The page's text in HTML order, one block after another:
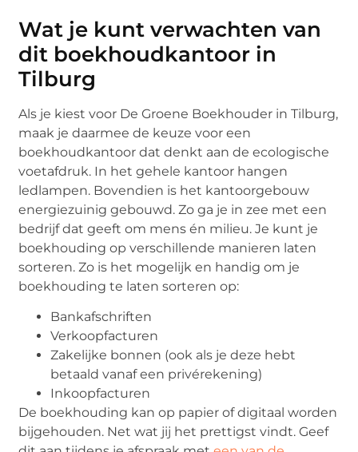
Wat je kunt verwachten van
dit boekhoudkantoor in
Tilburg
Als je kiest voor De Groene Boekhouder in Tilburg,
maak je daarmee de keuze voor een
boekhoudkantoor dat denkt aan de ecologische
voetafdruk. In het gehele kantoor hangen
ledlampen. Bovendien is het kantoorgebouw
energiezuinig gebouwd. Zo ga je in zee met een
bedrijf dat geeft om mens én milieu. Je kunt je
boekhouding op verschillende manieren laten
sorteren. Zo is het mogelijk en handig om je
boekhouding te laten sorteren op:
Bankafschriften
Verkoopfacturen
Zakelijke bonnen (ook als je deze hebt
betaald vanaf een privérekening)
Inkoopfacturen
De boekhouding kan op papier of digitaal worden
bijgehouden. Net wat jij het prettigst vindt. Geef